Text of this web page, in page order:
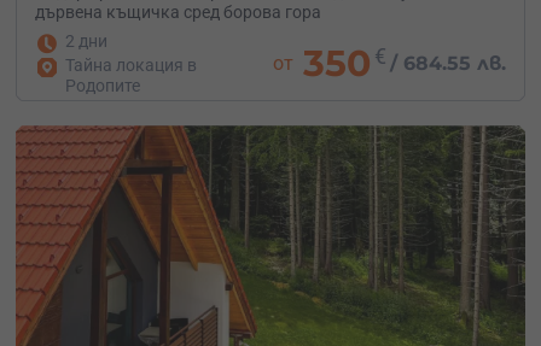
дървена къщичка сред борова гора
2 дни
Тайна локация в
Родопите
от 350 € / 684.55 лв.